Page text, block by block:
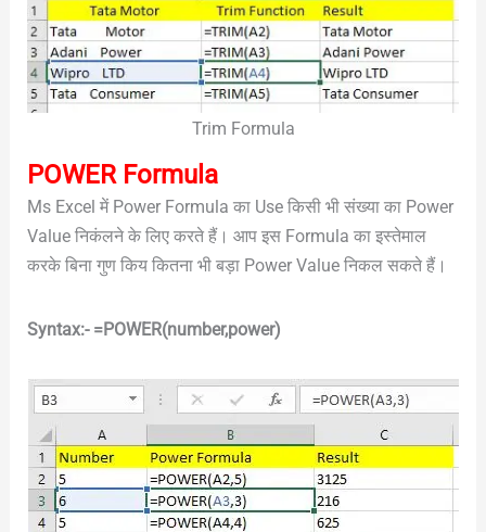
Trim Formula
POWER Formula
Ms Excel में Power Formula का Use किसी भी संख्या का Power
Value निकंलने के लिए करते हैं। आप इस Formula का इस्तेमाल
करके बिना गुण किय कितना भी बड़ा Power Value निकल सकते हैं।
Syntax:- =POWER(number,power)